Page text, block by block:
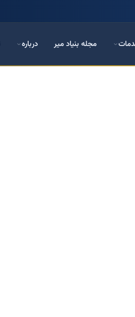
مجله بنیاد میر درباره